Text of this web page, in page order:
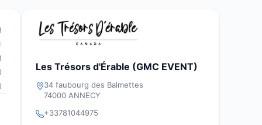
Les Trésors d'Érable (GMC EVENT)
34 faubourg des Balmettes
74000 ANNECY
+33781044975